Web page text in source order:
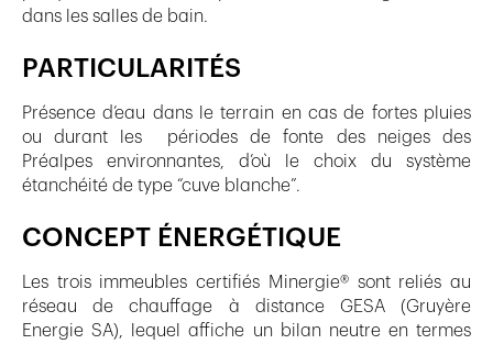
dans les salles de bain.
PARTICULARITÉS
Présence d’eau dans le terrain en cas de fortes pluies
ou durant les périodes de fonte des neiges des
Préalpes environnantes, d’où le choix du système
étanchéité de type “cuve blanche”.
CONCEPT ÉNERGÉTIQUE
Les trois immeubles certifiés Minergie® sont reliés au
réseau de chauffage à distance GESA (Gruyère
Energie SA), lequel affiche un bilan neutre en termes